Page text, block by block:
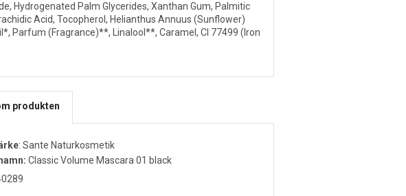
Hydrogenated Palm Glycerides, Xanthan Gum, Palmitic
Acid, Tocopherol, Helianthus Annuus (Sunflower)
Parfum (Fragrance)**, Linalool**, Caramel, CI 77499 (Iron
produkten
: Sante Naturkosmetik
Classic Volume Mascara 01 black